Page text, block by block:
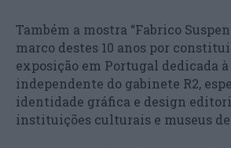
Também a mostra “Fabrico
marco destes 10 anos por
exposição em Portugal dedicada
independente do gabinete R2,
identidade gráfica e design
instituições culturais e museus de